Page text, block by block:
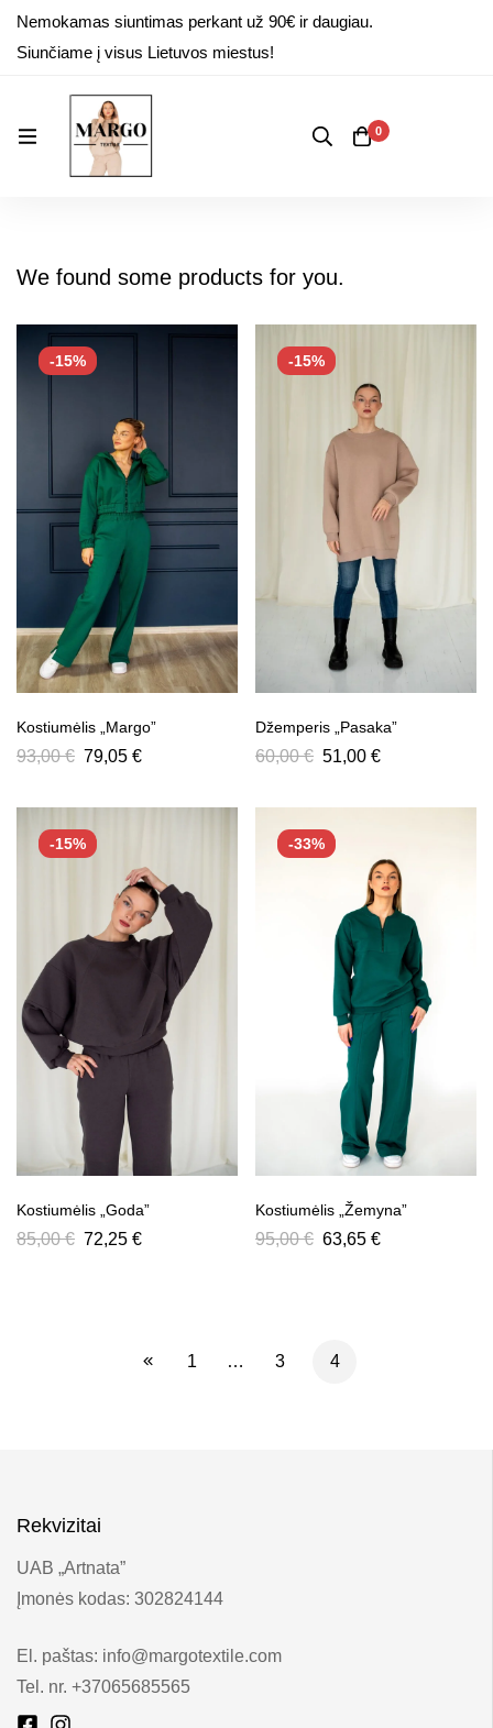
Nemokamas siuntimas perkant už 90€ ir daugiau.
Siunčiame į visus Lietuvos miestus!
0
We found some products for you.
-15%
Kostiumėlis „Margo”
93,00€ 79,05 €
-15%
Džemperis „Pasaka”
60,00€ 51,00 €
-15%
Kostiumėlis „Goda”
85,00€ 72,25 €
-33%
Kostiumėlis „Žemyna”
95,00€ 63,65 €
1 … 3 4
Rekvizitai
UAB „Artnata”
Įmonės kodas: 302824144
El. paštas: info@margotextile.com
Tel. nr. +37065685565